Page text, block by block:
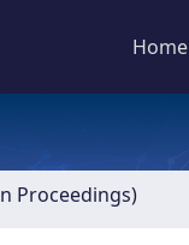
Home
Proceedings)